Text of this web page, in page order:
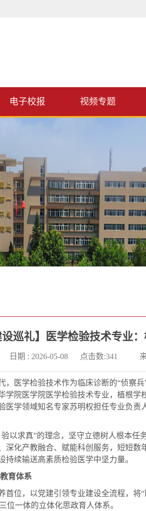
电子校报 视频专题
设巡礼】医学检验技术专业
日期 : 2026-05-08 点击数:341
医学检验技术作为临床诊断的“侦察
院医学院医学检验技术专业，植根学
医学领域知名专家苏明权担任专业负
以求真”的理念，坚守立德树人根本
深化产教融合、赋能科创服务，短短
续输送高素质检验医学中坚力量。
育体系
首位，以党建引领专业建设全流程，
位一体的立体化思政育人体系。